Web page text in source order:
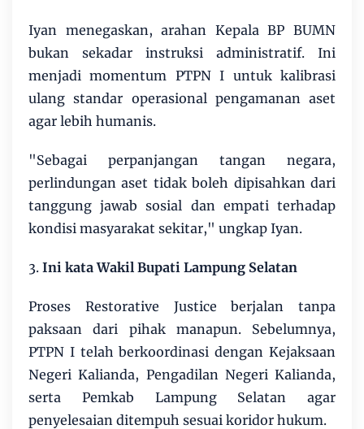
Iyan menegaskan, arahan Kepala BP BUMN
bukan sekadar instruksi administratif. Ini
menjadi momentum PTPN I untuk kalibrasi
ulang standar operasional pengamanan aset
agar lebih humanis.
"Sebagai perpanjangan tangan negara,
perlindungan aset tidak boleh dipisahkan dari
tanggung jawab sosial dan empati terhadap
kondisi masyarakat sekitar," ungkap Iyan.
3. Ini kata Wakil Bupati Lampung Selatan
Proses Restorative Justice berjalan tanpa
paksaan dari pihak manapun. Sebelumnya,
PTPN I telah berkoordinasi dengan Kejaksaan
Negeri Kalianda, Pengadilan Negeri Kalianda,
serta Pemkab Lampung Selatan agar
penyelesaian ditempuh sesuai koridor hukum.